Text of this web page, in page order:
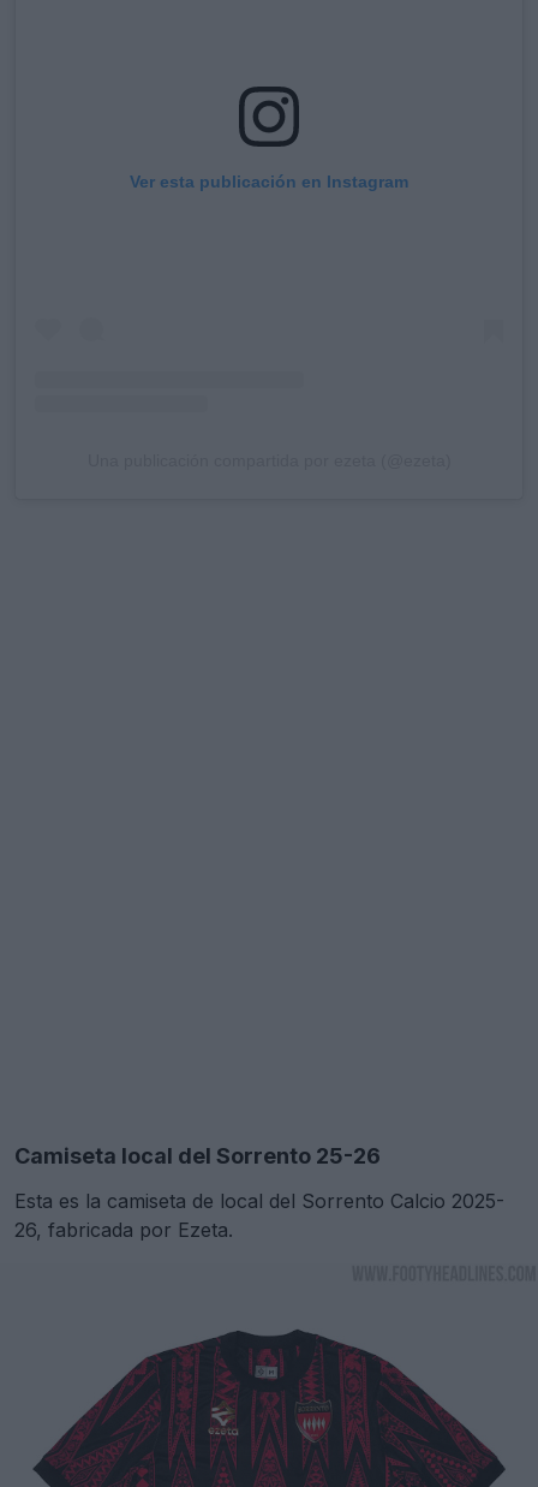
Ver esta publicación en Instagram
Camiseta local del Sorrento 25-26
Esta es la camiseta de local del Sorrento Calcio 2025-
26, fabricada por Ezeta.